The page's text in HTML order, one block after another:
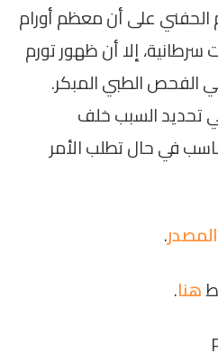
الحفني على أن معظم أورام
إلا أن ظهور تورم
الفحص الطبي المبكر.
تحديد السبب خلف
في حال تطلب الأمر
المصدر.
هنا.